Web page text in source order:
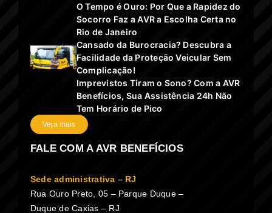
O Tempo é Ouro: Por Que a Rapidez do
Socorro Faz a AVR a Escolha Certa no
Rio de Janeiro
Cansado da Burocracia? Descubra a
Facilidade da Proteção Veicular Sem
Complicação!
Imprevistos Tiram o Sono? Com a AVR
Benefícios, Sua Assistência 24h Não
Tem Horário de Pico
Veja mais
FALE COM A AVR BENEFÍCIOS
Sede administrativa – RJ
Rua Ouro Preto, 05 – Parque Duque –
Duque de Caxias – RJ